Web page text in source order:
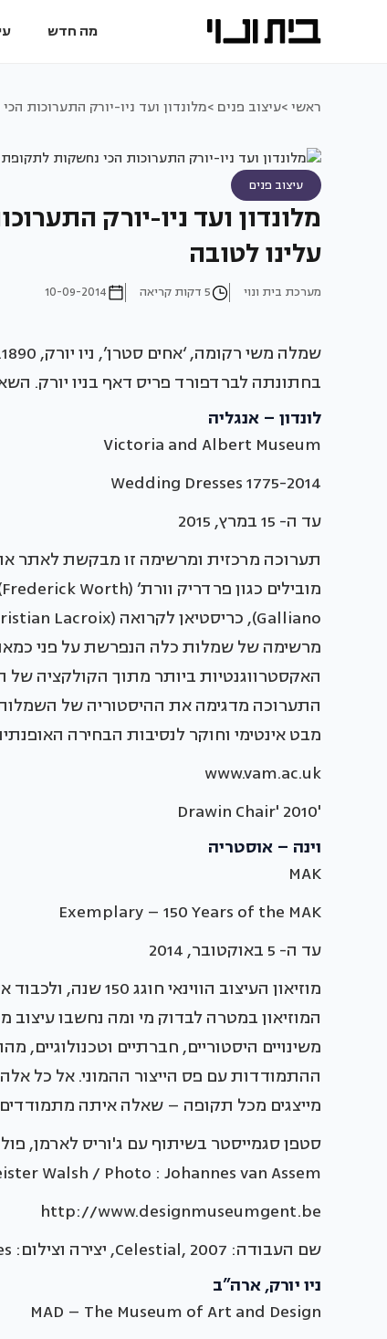
מה חדש
ראשי >עיצוב פנים >מלונדון ועד ניו-יורק התערוכות
עיצוב פנים
מלונדון ועד ניו-יורק
עלינו לטובה
מערכת בית ונוי 5 דקות קריאה 10-09-2014
בחתונתה לברדפורד פריס דאף בניו יורק.
לונדון – אנגליה
Victoria and Albert Museum
Wedding Dresses 1775-2014
עד ה- 15 במרץ, 2015
תערוכה מרכזית ומרשימה זו מבקשת לאתר
מרשימה של שמלות כלה הנפרשת על פני
האקסטרווגנטיות ביותר מתוך הקולקציה של
התערוכה מדגימה את ההיסטוריה של
מבט אינטימי וחוקר לנסיבות הבחירה
www.vam.ac.uk
'Drawin Chair' 2010
וינה – אוסטריה
MAK
Exemplary – 150 Years of the MAK
עד ה- 5 באוקטובר, 2014
מוזיאון העיצוב
המוזיאון במטרה לבדוק מי ומה נחשבו
משינויים היסטוריים, חברתיים
ההתמודדות עם פס הייצור ההמוני. אל כל
מייצגים מכל תקופה – שאלה איתה מתמודדים
Walsh / Photo : Johannes van Assem ©
http://www.designmuseumgent.be
שם העבודה: Celestial, 2007, יצירה וצילום: Raul de Nieves, טכניקה מעורבת על נעל.
ניו יורק, ארה”ב
MAD – The Museum of Art and Design